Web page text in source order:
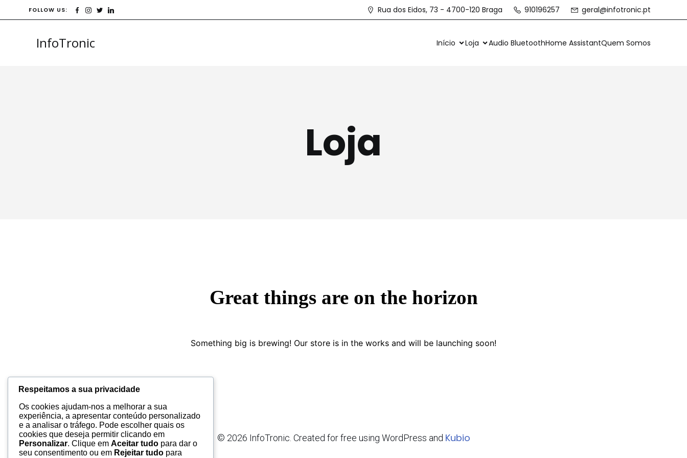
FOLLOW US: Rua dos Eidos, 73 - 4700-120 Braga 910196257 geral@infotronic.pt
InfoTronic Início Loja Audio BluetoothHome AssistantQuem Somos
Loja
Great things are on the horizon
Something big is brewing! Our store is in the works and will be launching soon!
© 2026 InfoTronic. Created for free using WordPress and Kubio
Respeitamos a sua privacidade
Os cookies ajudam-nos a melhorar a sua
experiência, a apresentar conteúdo personalizado
e a analisar o tráfego. Pode escolher quais os
cookies que deseja permitir clicando em
Personalizar. Clique em Aceitar tudo para dar o
seu consentimento ou em Rejeitar tudo para